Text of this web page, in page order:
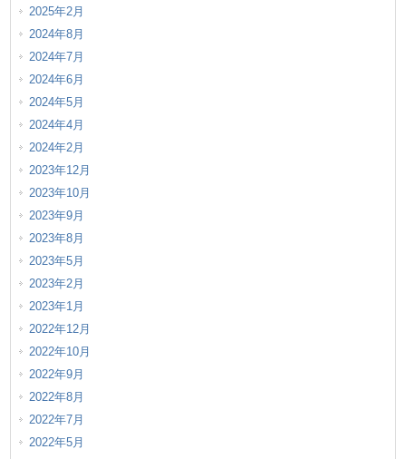
2025年2月
2024年8月
2024年7月
2024年6月
2024年5月
2024年4月
2024年2月
2023年12月
2023年10月
2023年9月
2023年8月
2023年5月
2023年2月
2023年1月
2022年12月
2022年10月
2022年9月
2022年8月
2022年7月
2022年5月